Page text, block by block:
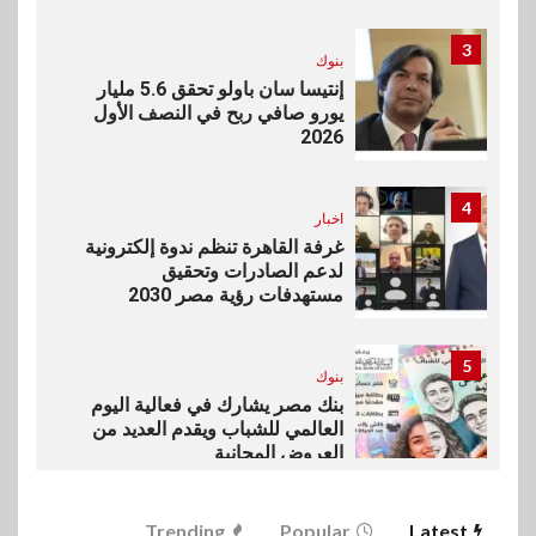
3
بنوك
إنتيسا سان باولو تحقق 5.6 مليار
يورو صافي ربح في النصف الأول
2026
4
اخبار
غرفة القاهرة تنظم ندوة إلكترونية
لدعم الصادرات وتحقيق
مستهدفات رؤية مصر 2030
5
بنوك
بنك مصر يشارك في فعالية اليوم
العالمي للشباب ويقدم العديد من
العروض المجانية
6
Latest
Popular
Trending